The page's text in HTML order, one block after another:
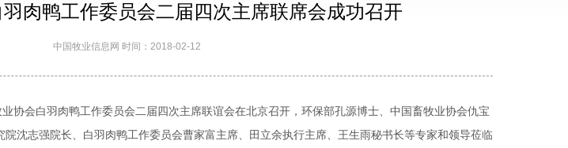
肉鸭工作委员会二届四次主席联席会成功召开
中国牧业信息网 时间：2018-02-12
协会白羽肉鸭工作委员会二届四次主席联谊会在北京召开，环保部孔源博士、中国畜牧业协会仇宝
沈志强院长、白羽肉鸭工作委员会曹家富主席、田立余执行主席、王生雨秘书长等专家和领导莅临